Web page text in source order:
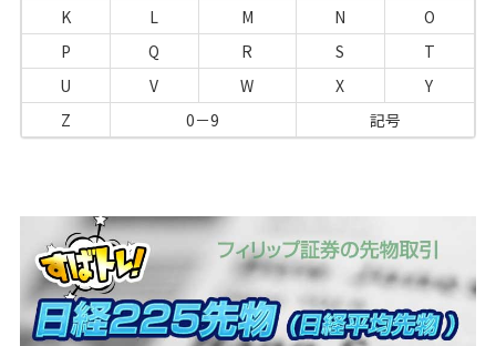
K
L M N
O
P
Q R S
T
U
V W X
Y
Z
0－9 記号